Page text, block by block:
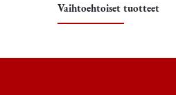
Vaihtoehtoiset tuotteet